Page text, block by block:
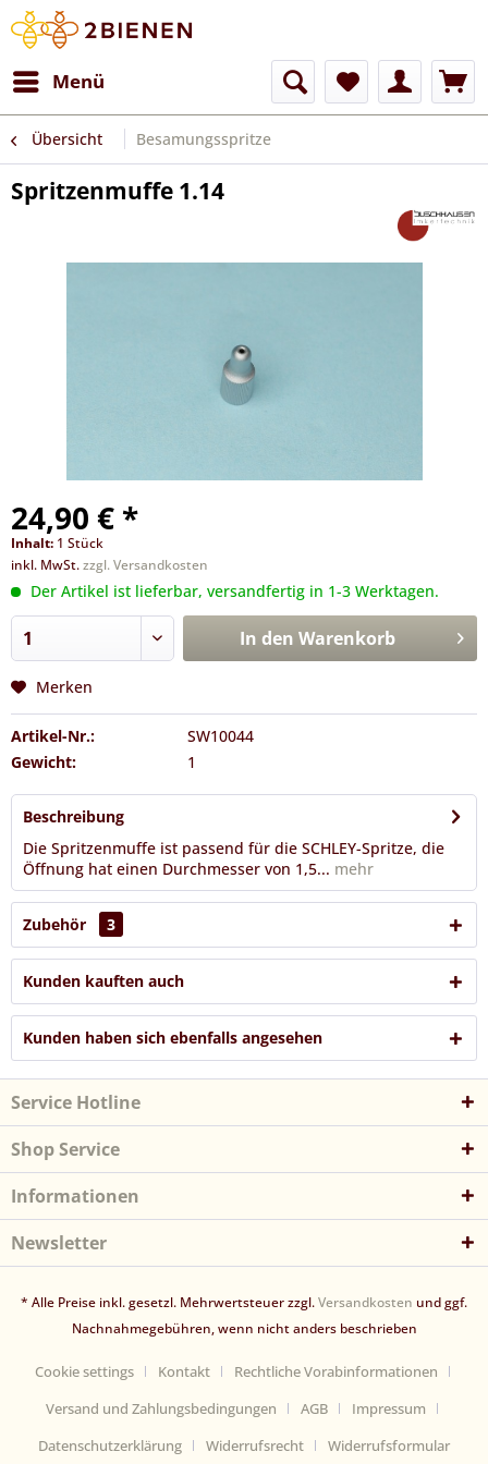
Menü
Übersicht Besamungsspritze
Spritzenmuffe 1.14
24,90 € *
Inhalt: 1 Stück
inkl. MwSt.zzgl. Versandkosten
Der Artikel ist lieferbar, versandfertig in 1-3 Werktagen.
In den Warenkorb
Merken
Artikel-Nr.:
SW10044
Gewicht:
1
Beschreibung
Die Spritzenmuffe ist passend für die SCHLEY-Spritze, die
Öffnung hat einen Durchmesser von 1,5... mehr
Zubehör 3
Kunden kauften auch
Kunden haben sich ebenfalls angesehen
Service Hotline
Shop Service
Informationen
Newsletter
* Alle Preise inkl. gesetzl. Mehrwertsteuer zzgl.Versandkosten und ggf.
Nachnahmegebühren, wenn nicht anders beschrieben
Cookie settings Kontakt
Rechtliche Vorabinformationen
Versand und Zahlungsbedingungen
AGB
Impressum
Datenschutzerklärung
Widerrufsrecht Widerrufsformular